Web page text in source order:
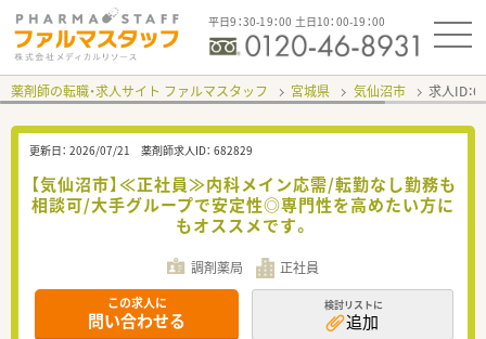
平日9：30-19：00 土日10：00-19：00
薬剤師の転職・求人サイト ファルマスタッフ 宮城県 気仙沼市 求人ID：
更新日： 2026/07/21 薬剤師求人ID： 682829
【気仙沼市】≪正社員≫内科メイン応需/転勤なし勤務も
相談可/大手グループで安定性◎専門性を高めたい方に
もオススメです。
調剤薬局 正社員
この求人に
問い合わせる
検討リストに
追加